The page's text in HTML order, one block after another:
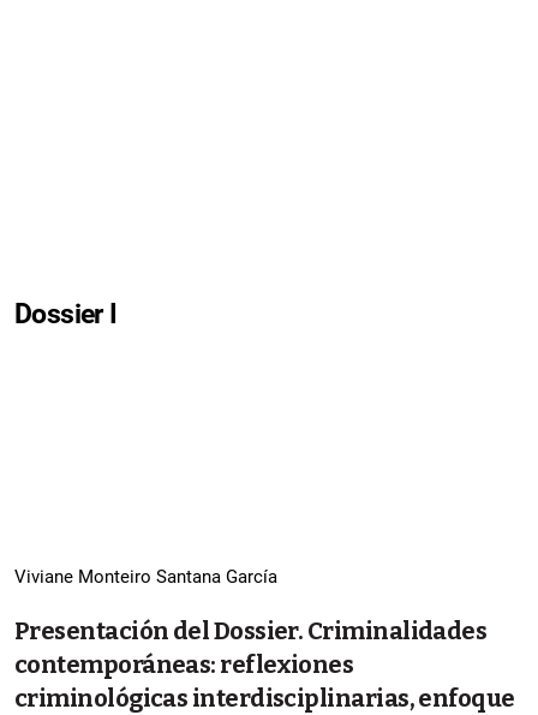
Dossier I
Viviane Monteiro Santana García
Presentación del Dossier. Criminalidades
contemporáneas: reflexiones
criminológicas interdisciplinarias, enfoque